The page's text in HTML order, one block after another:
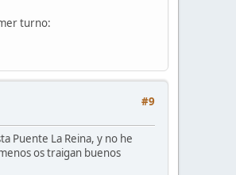
turno:
#9
Puente La Reina, y no he
os traigan buenos